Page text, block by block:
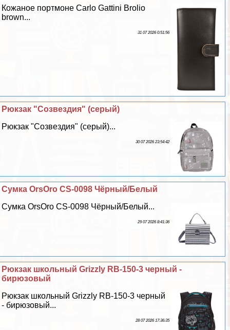
Кожаное портмоне Carlo Gattini Brolio
brown...
31 07 2026 0:51:56
Рюкзак "Созвездия" (серый)
Рюкзак "Созвездия" (серый)...
30 07 2026 23:54:42
Сумка OrsOro CS-0098 Чёрный/Белый
Сумка OrsOro CS-0098 Чёрный/Белый...
29 07 2026 8:41:36
Рюкзак школьный Grizzly RB-150-3 черный -
бирюзовый
Рюкзак школьный Grizzly RB-150-3 черный
- бирюзовый...
28 07 2026 17:36:35